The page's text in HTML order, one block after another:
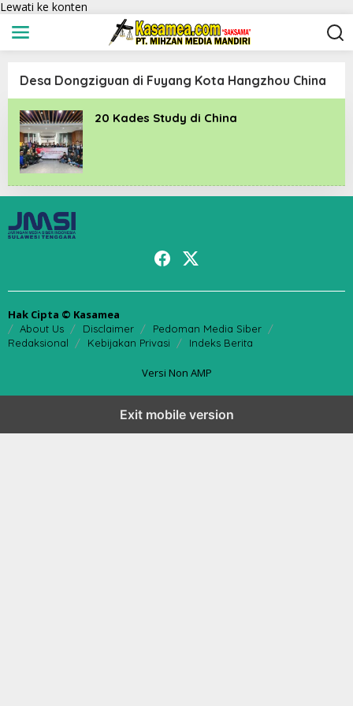
Lewati ke konten
Desa Dongziguan di Fuyang Kota Hangzhou China
20 Kades Study di China
Hak Cipta © Kasamea
About Us Disclaimer
Pedoman Media Siber
Redaksional
Kebijakan Privasi Indeks Berita
Versi Non AMP
Exit mobile version